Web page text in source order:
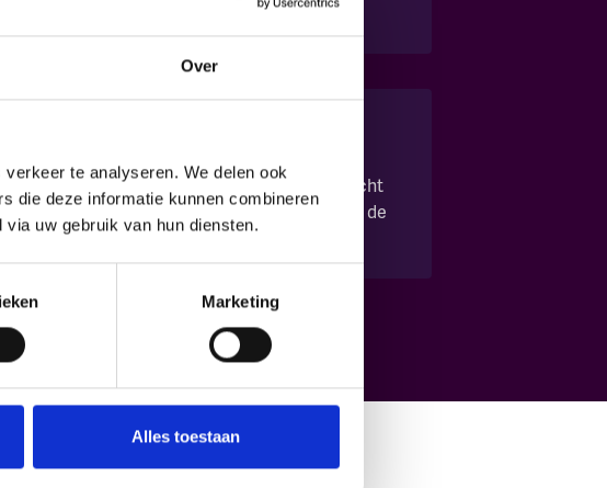
Over
te analyseren. We delen ook
die deze informatie kunnen combineren
uw gebruik van hun diensten.
Marketing
Alles toestaan
kanaal. Je weet niet zeker welk kanaal écht
zorgt en budget gaat te makkelijk naar de
bron.